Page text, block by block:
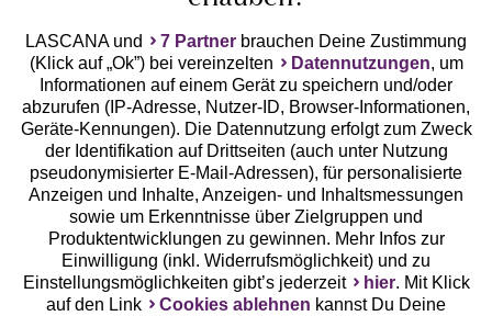
Geprüfte Sicherheit
Unsere Apps
LASCANA und 7 Partner brauchen Deine Zustimmung
(Klick auf „Ok”) bei vereinzelten
Datennutzungen, um
Informationen auf einem Gerät zu speichern und/oder
abzurufen (IP-Adresse, Nutzer-ID, Browser-Informationen,
Geräte-Kennungen). Die Datennutzung erfolgt zum Zweck
der Identifikation auf Drittseiten (auch unter Nutzung
pseudonymisierter E-Mail-Adressen), für personalisierte
Anzeigen und Inhalte, Anzeigen- und Inhaltsmessungen
sowie um Erkenntnisse über Zielgruppen und
Produktentwicklungen zu gewinnen. Mehr Infos zur
Einwilligung (inkl. Widerrufsmöglichkeit) und zu
Einstellungsmöglichkeiten gibt’s jederzeit
hier. Mit Klick
auf den Link
Cookies ablehnen kannst Du Deine